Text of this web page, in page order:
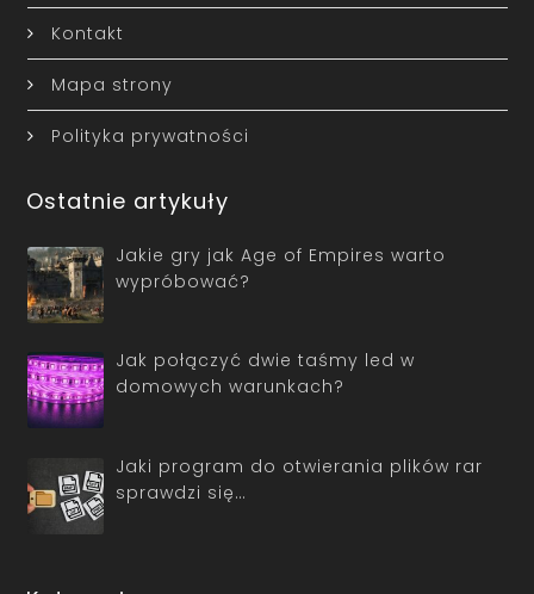
Kontakt
Mapa strony
Polityka prywatności
Ostatnie artykuły
Jakie gry jak Age of Empires warto
wypróbować?
Jak połączyć dwie taśmy led w
domowych warunkach?
Jaki program do otwierania plików rar
sprawdzi się…